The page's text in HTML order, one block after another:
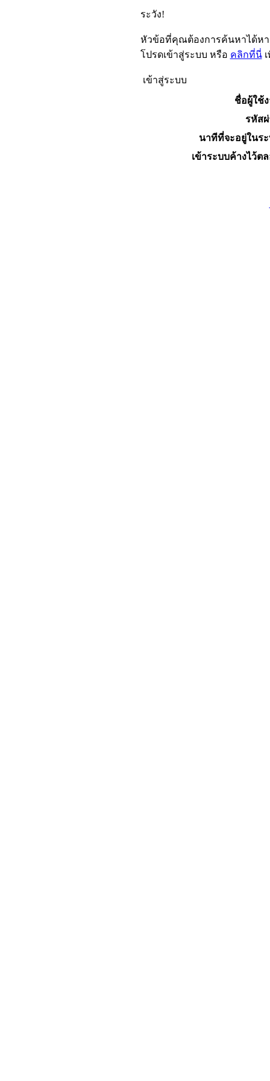
ระวัง!
หัวข้อที่คุณต้องการค้นหาได้ห
โปรดเข้าสู่ระบบ หรือ คลิกที่นี่เ
เข้าสู่ระบบ
ชื่อผู้ใช้
รหัส
นาทีที่จะอยู่ในร
เข้าระบบค้างไว้ต